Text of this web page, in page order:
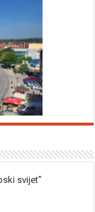
svijet”